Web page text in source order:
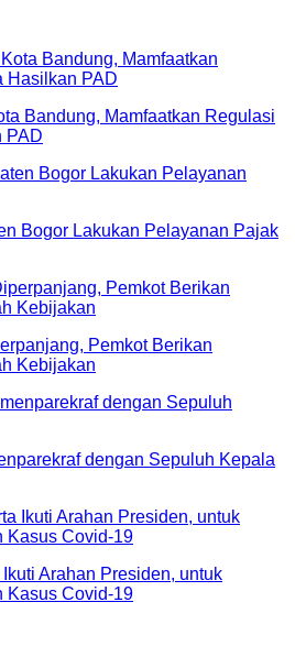
Bandung, Mamfaatkan Regulasi
PAD
Bogor Lakukan Pelayanan Pajak
Pemkot Berikan
Kebijakan
dengan Sepuluh Kepala
Arahan Presiden, untuk
Kasus Covid-19